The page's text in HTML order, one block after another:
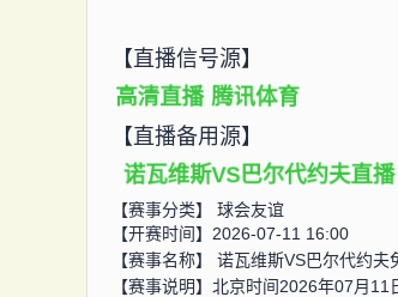
【直播信号源】
高清直播 腾讯体育
【直播备用源】
诺瓦维斯VS巴尔代约夫直播
【赛事分类】 球会友谊
【开赛时间】2026-07-11 16:00
【赛事名称】 诺瓦维斯VS巴尔代约夫
【赛事说明】北京时间2026年07月